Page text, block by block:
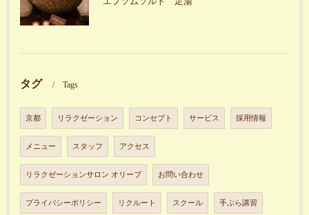
タグ Tags
京都 リラクゼーション コンセプト サービス 採用情報
メニュー スタッフ アクセス
リラクゼーションサロン オリーブ お問い合わせ
プライバシーポリシー リクルート スクール 手ぶら講習